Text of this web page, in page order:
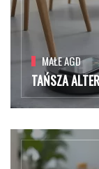
MAŁE AGD
TAŃSZA